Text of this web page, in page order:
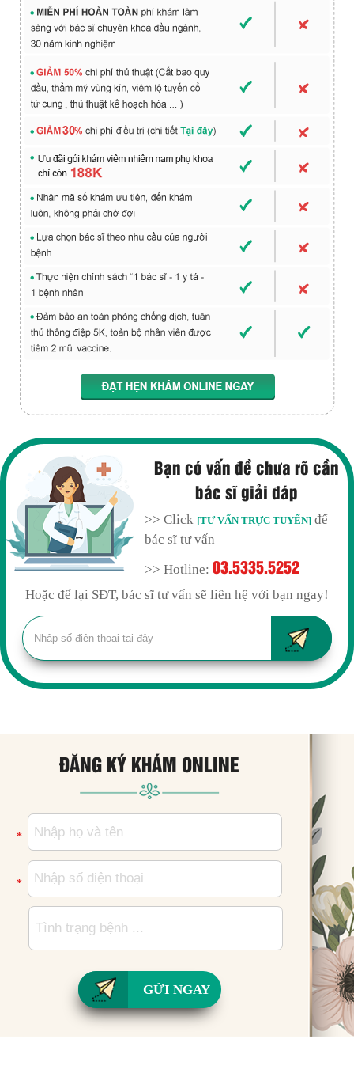
Bạn có vấn đề chưa rõ cần
bác sĩ giải đáp
>> Click [TƯ VẤN TRỰC TUYẾN] để
bác sĩ tư vấn
>> Hotline:03.5335.5252
Hoặc để lại SĐT, bác sĩ tư vấn sẽ liên hệ với bạn ngay!
ĐĂNG KÝ KHÁM ONLINE
*
*
GỬI NGAY